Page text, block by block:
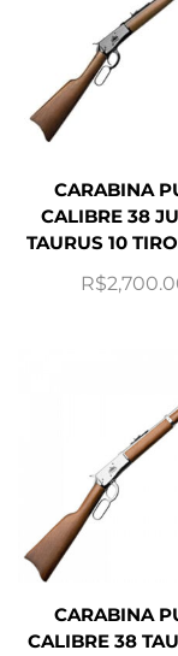
CARABINA
CALIBRE 38
TAURUS 10
R$
CARABINA
CALIBRE 38